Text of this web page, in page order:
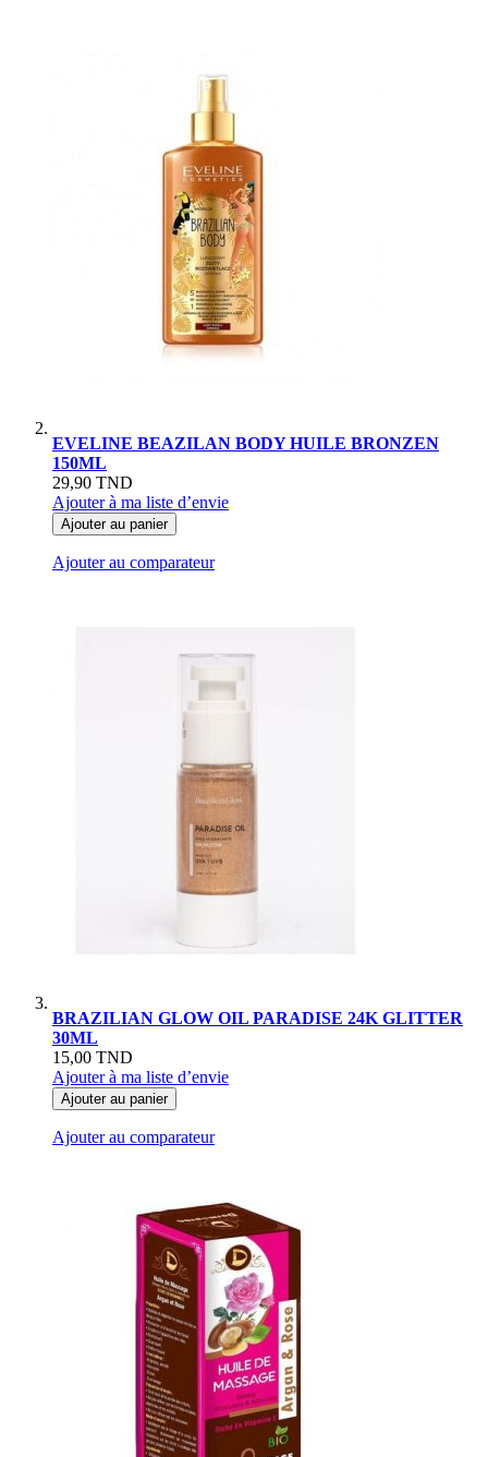
EVELINE BEAZILAN BODY HUILE BRONZEN
150ML
29,90 TND
Ajouter à ma liste d’envie
Ajouter au panier
Ajouter au comparateur
BRAZILIAN GLOW OIL PARADISE 24K GLITTER
30ML
15,00 TND
Ajouter à ma liste d’envie
Ajouter au panier
Ajouter au comparateur